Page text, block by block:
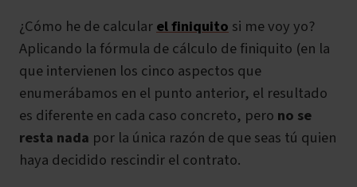
¿Cómo he de calcularel finiquitosi me voy yo?
Aplicando la fórmula de cálculo de finiquito (en la
que intervienen los cinco aspectos que
enumerábamos en el punto anterior, el resultado
es diferente en cada caso concreto, pero no se
resta nada por la única razón de que seas tú quien
haya decidido rescindir el contrato.